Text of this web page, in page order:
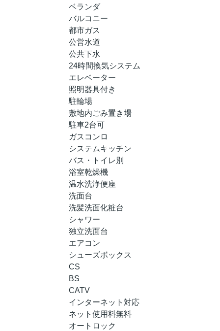
ベランダ
バルコニー
都市ガス
公営水道
公共下水
24時間換気システム
エレベーター
照明器具付き
駐輪場
敷地内ごみ置き場
駐車2台可
ガスコンロ
システムキッチン
バス・トイレ別
浴室乾燥機
温水洗浄便座
洗面台
洗髪洗面化粧台
シャワー
独立洗面台
エアコン
シューズボックス
CS
BS
CATV
インターネット対応
ネット使用料無料
オートロック